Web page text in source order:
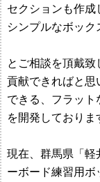
ー
都
村
製
作
所
セクションも作
シンプルなボック
とご相談を頂戴
貢献できればと思
できる、フラッ
を開発しておりま
現在、群馬県「軽
ーボード練習用ボ